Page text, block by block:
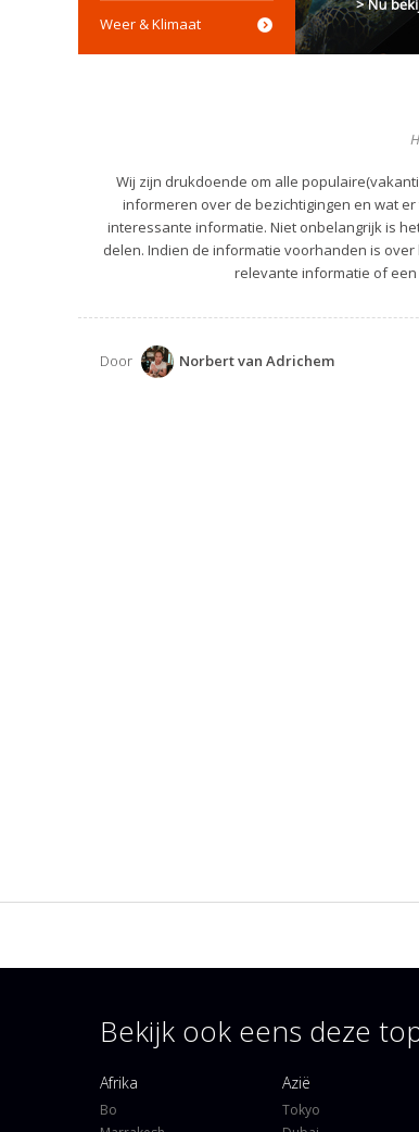
Weer & Klimaat
Wij zijn drukdoende om alle
informeren over de bezichtigingen en wat
interessante informatie. Niet onbelangrijk is
delen. Indien de informatie voorhanden is
relevante informatie of
Door Norbert van Adrichem
Bekijk ook eens deze
Afrika
Bo
Azië
Tokyo